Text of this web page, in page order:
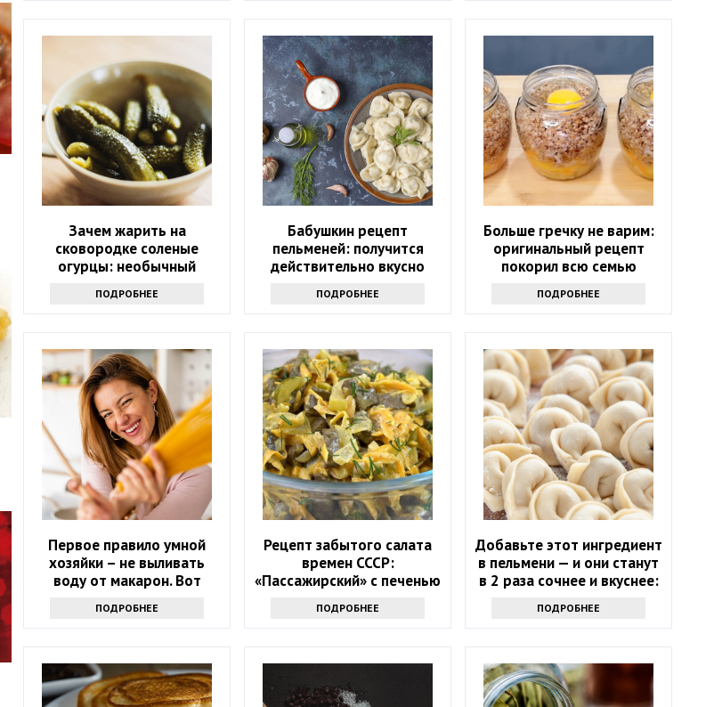
Зачем жарить на
сковородке соленые
огурцы: необычный
повторять каждый день
ПОДРОБНЕЕ
Бабушкин рецепт
пельменей: получится
действительно вкусно
ПОДРОБНЕЕ
Больше гречку не варим:
оригинальный рецепт
покорил всю семью
ПОДРОБНЕЕ
Первое правило умной
хозяйки – не выливать
воду от макарон. Вот
ПОДРОБНЕЕ
Рецепт забытого салата
времен СССР:
«Пассажирский» с печенью
ПОДРОБНЕЕ
Добавьте этот ингредиент
в пельмени — и они станут
в 2 раза сочнее и вкуснее:
ПОДРОБНЕЕ